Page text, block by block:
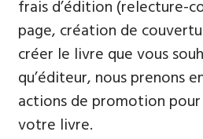
frais d’édition (relecture-
page, création de
créer le livre que vous
qu’éditeur, nous prenons
actions de promotion
votre livre.